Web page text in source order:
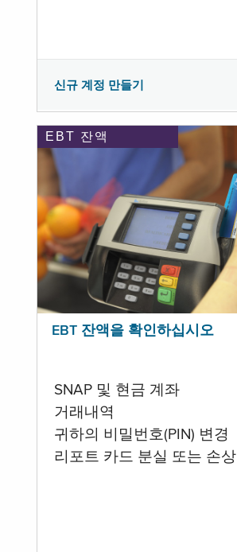
신규 계정 만들기
EBT 잔액
EBT 잔액을 확인하십시오
SNAP 및 현금 계좌
거래내역
귀하의 비밀번호(PIN) 변경
리포트 카드 분실 또는 손상